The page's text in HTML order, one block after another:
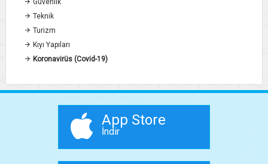
Teknik
Turizm
Kıyı Yapıları
Koronavirüs (Covid-19)
App Store
İndir